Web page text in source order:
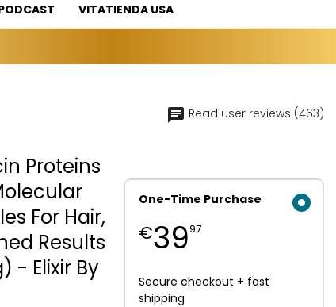
VITATIENDA USA
Read user reviews (463)
Proteins
For Hair,
Results
- Elixir By
One-Time Purchase
€3997
Secure checkout + fast
shipping